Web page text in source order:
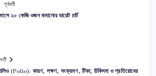
পূর্ববর্তী
২০ কেজি ওজন কমানোর ডায়েট চার্ট
(Polio): কারণ, লক্ষণ, সংক্রমণ, টিকা, চিকিৎসা ও প্রতিরোধের